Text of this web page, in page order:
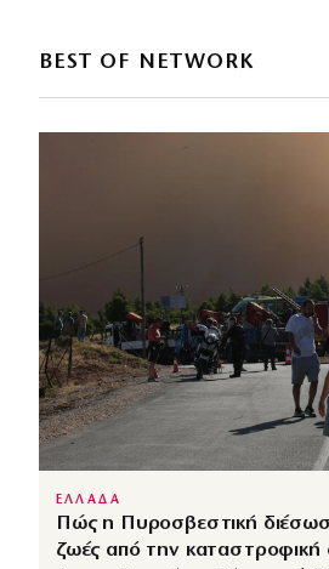
BEST OF NETWORK
ΕΛΛΑΔΑ
Πώς η Πυροσβεστική
ζωές από την